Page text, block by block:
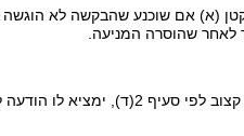
(א) אם שוכנע שהבקשה לא
לאחר שהוסרה המניעה.
(א) היה לרשם יסוד סביר להניח כי אדם עבר עבירה שדינה קנס מינהלי שאינו קצוב